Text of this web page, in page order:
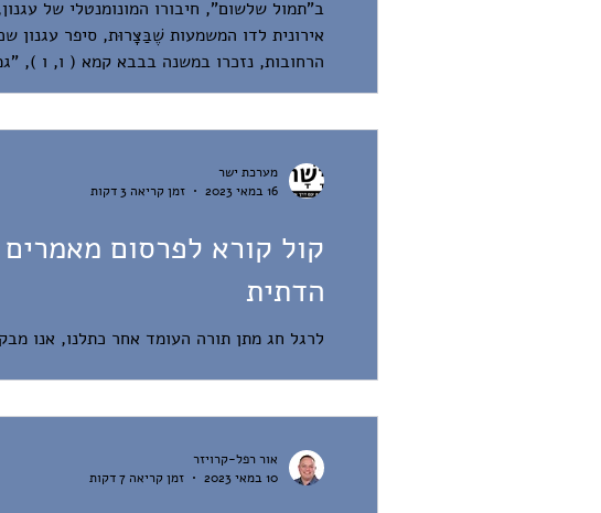
אירונית לדו המשמעות שֶׁבַּצָּרוּת, סיפר עגנון
הרחובות, נזכרו במשנה בבבא קמא ( ו, ו ),
כמה מקום נחוץ לו. לכאורה שוחק עגנון על
קול קורא לפרסום
הדתית
לרגל חג מתן תורה העומד אחר כתלנו, אנו
מערכת ישר
16 במאי 2023
זמן קריאה 3 דקות
אור רפל-קרויזר
10 במאי 2023
זמן קריאה 7 דקות